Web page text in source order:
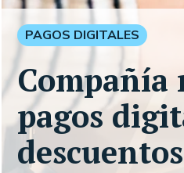
PAGOS DIGITALES
Compañía
pagos